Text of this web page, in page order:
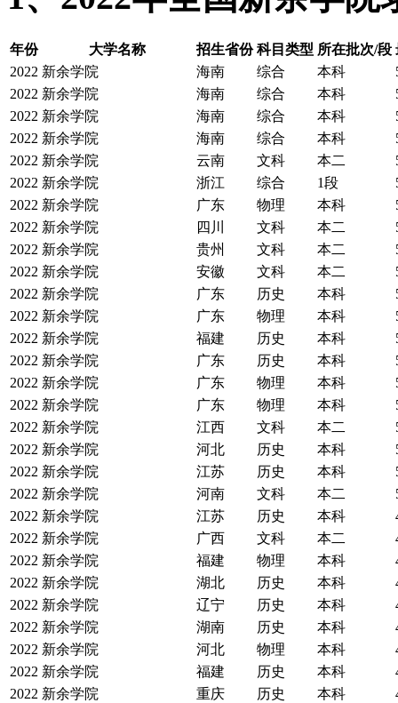
年份 大学名称 招生省份 科目类型 所在批次/段
2022 新余学院 海南 综合 本科
2022 新余学院 海南 综合 本科
2022 新余学院 海南 综合 本科
2022 新余学院 海南 综合 本科
2022 新余学院 云南 文科 本二
2022 新余学院 浙江 综合 1段
2022 新余学院 广东 物理 本科
2022 新余学院 四川 文科 本二
2022 新余学院 贵州 文科 本二
2022 新余学院 安徽 文科 本二
2022 新余学院 广东 历史 本科
2022 新余学院 广东 物理 本科
2022 新余学院 福建 历史 本科
2022 新余学院 广东 历史 本科
2022 新余学院 广东 物理 本科
2022 新余学院 广东 物理 本科
2022 新余学院 江西 文科 本二
2022 新余学院 河北 历史 本科
2022 新余学院 江苏 历史 本科
2022 新余学院 河南 文科 本二
2022 新余学院 江苏 历史 本科
2022 新余学院 广西 文科 本二
2022 新余学院 福建 物理 本科
2022 新余学院 湖北 历史 本科
2022 新余学院 辽宁 历史 本科
2022 新余学院 湖南 历史 本科
2022 新余学院 河北 物理 本科
2022 新余学院 福建 历史 本科
2022 新余学院 重庆 历史 本科